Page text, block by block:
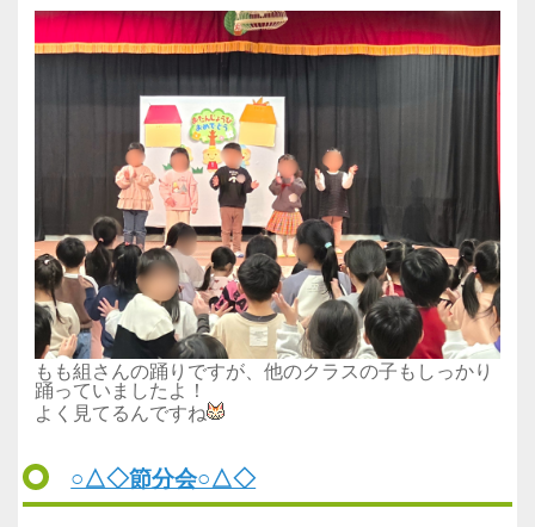
もも組さんの踊りですが、他のクラスの子もしっかり
踊っていましたよ！
よく見てるんですね
○△◇節分会○△◇